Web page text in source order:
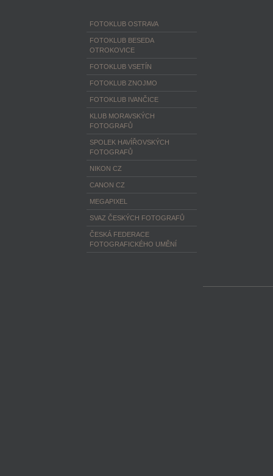
FOTOKLUB OSTRAVA
FOTOKLUB BESEDA
OTROKOVICE
FOTOKLUB VSETÍN
FOTOKLUB ZNOJMO
FOTOKLUB IVANČICE
KLUB MORAVSKÝCH
FOTOGRAFŮ
SPOLEK HAVÍŘOVSKÝCH
FOTOGRAFŮ
NIKON CZ
CANON CZ
MEGAPIXEL
SVAZ ČESKÝCH FOTOGRAFŮ
ČESKÁ FEDERACE
FOTOGRAFICKÉHO UMĚNÍ